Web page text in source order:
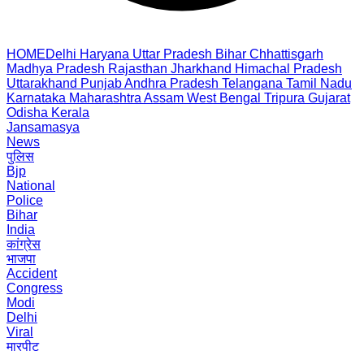
HOMEDelhi Haryana Uttar Pradesh Bihar Chhattisgarh
Madhya Pradesh Rajasthan Jharkhand Himachal Pradesh
Uttarakhand PunjabAndhra Pradesh Telangana Tamil Nadu
Karnataka Maharashtra Assam West Bengal Tripura Gujarat
Odisha Kerala
Jansamasya
News
पुलिस
Bjp
National
Police
Bihar
India
कांग्रेस
भाजपा
Accident
Congress
Modi
Delhi
Viral
मारपीट